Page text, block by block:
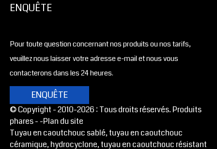
ENQUÊTE
Pour toute question concernant nos produits ou nos tarifs,
veuillez nous laisser votre adresse e-mail et nous vous
contacterons dans les 24 heures.
ENQUÊTE
© Copyright - 2010-2026 : Tous droits réservés. Produits
phares - -Plan du site
Tuyau en caoutchouc sablé, tuyau en caoutchouc
céramique, hydrocyclone, tuyau en caoutchouc résistant